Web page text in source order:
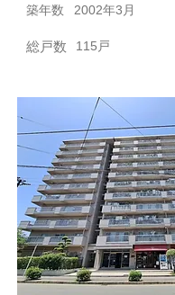
築年数 2002年3月
総戸数 115戸